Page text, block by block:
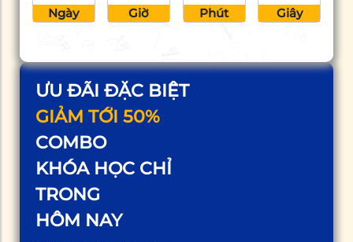
ƯU ĐÃI ĐẶC BIỆT
GIẢM TỚI 50%
COMBO
KHÓA HỌC CHỈ
TRONG
HÔM NAY
Ngày Giờ Phút Giây